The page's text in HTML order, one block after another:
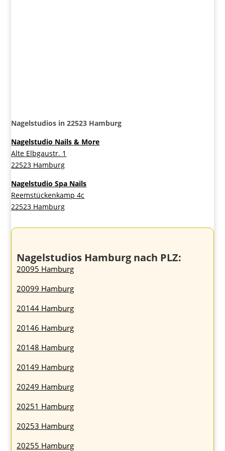
Nagelstudios in 22523 Hamburg
Nagelstudio Nails & More
Alte Elbgaustr. 1
22523 Hamburg
Nagelstudio Spa Nails
Reemstückenkamp 4c
22523 Hamburg
Nagelstudios Hamburg nach PLZ:
20095 Hamburg
20099 Hamburg
20144 Hamburg
20146 Hamburg
20148 Hamburg
20149 Hamburg
20249 Hamburg
20251 Hamburg
20253 Hamburg
20255 Hamburg